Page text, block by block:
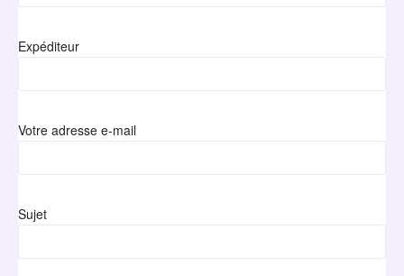
Expéditeur
Votre adresse e-mail
Sujet